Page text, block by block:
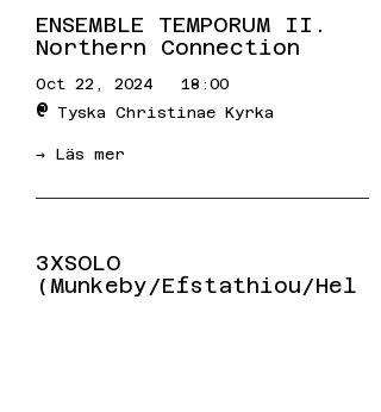
ENSEMBLE TEMPORUM II.
Northern Connection
Oct 22, 2024 18:00
@ Tyska Christinae Kyrka
→ Läs mer
3XSOLO
(Munkeby/Efstathiou/Hel